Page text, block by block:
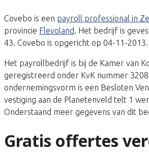
Covebo is een payroll professional in
provincie Flevoland. Het bedrijf is
43. Covebo is opgericht op 04-11-2013.
Het payrollbedrijf is bij de Kamer van
geregistreerd onder KvK nummer
ondernemingsvorm is een Besloten
vestiging aan de Planetenveld telt 1
Onderstaand meer gegevens van dit
Gratis offertes